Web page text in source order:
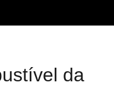
da